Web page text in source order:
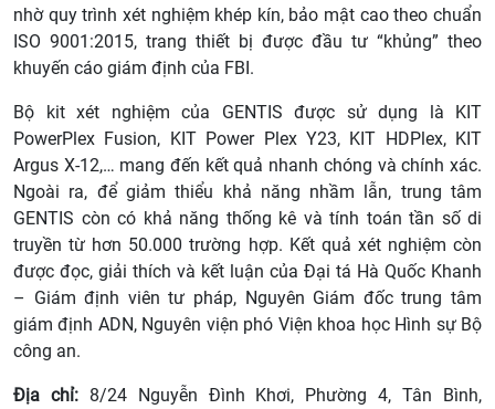
nhờ quy trình xét nghiệm khép kín, bảo mật cao theo chuẩn
ISO 9001:2015, trang thiết bị được đầu tư “khủng” theo
khuyến cáo giám định của FBI.
Bộ kit xét nghiệm của GENTIS được sử dụng là KIT
PowerPlex Fusion, KIT Power Plex Y23, KIT HDPlex, KIT
Argus X-12,… mang đến kết quả nhanh chóng và chính xác.
Ngoài ra, để giảm thiểu khả năng nhầm lẫn, trung tâm
GENTIS còn có khả năng thống kê và tính toán tần số di
truyền từ hơn 50.000 trường hợp. Kết quả xét nghiệm còn
được đọc, giải thích và kết luận của Đại tá Hà Quốc Khanh
– Giám định viên tư pháp, Nguyên Giám đốc trung tâm
giám định ADN, Nguyên viện phó Viện khoa học Hình sự Bộ
công an.
Địa chỉ:8/24 Nguyễn Đình Khơi, Phường 4, Tân Bình,